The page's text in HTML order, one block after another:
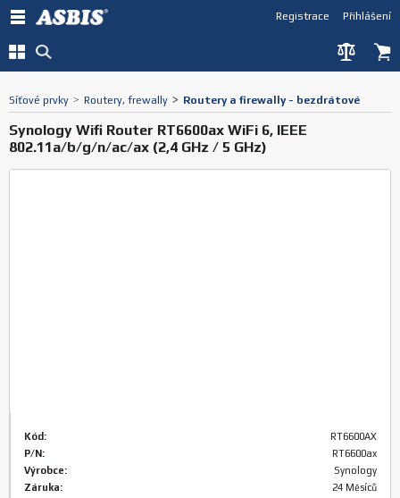
Přihlášení
Registrace
Síťové prvky > Routery, frewally > Routery a firewally - bezdrátové
Synology Wifi Router RT6600ax WiFi 6, IEEE
802.11a/b/g/n/ac/ax (2,4 GHz / 5 GHz)
Kód:
RT6600AX
P/N:
RT6600ax
Výrobce:
Synology
Záruka:
24 Měsíců